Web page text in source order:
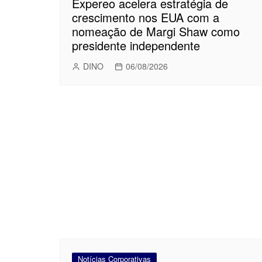
crescimento nos EUA com a
nomeação de Margi Shaw como
presidente independente
DINO 06/08/2026
Notícias Corporativas